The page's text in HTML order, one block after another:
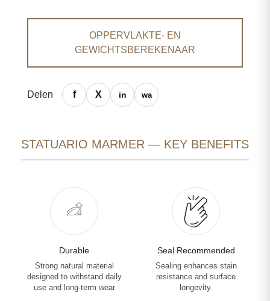
OPPERVLAKTE- EN
GEWICHTSBEREKENAAR
Delen
STATUARIO MARMER — KEY BENEFITS
Durable
Strong natural material
designed to withstand daily
use and long-term wear
Seal Recommended
Sealing enhances stain
resistance and surface
longevity.